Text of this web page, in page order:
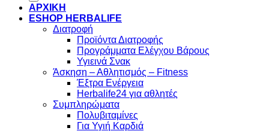
ΑΡΧΙΚΗ
ESHOP HERBALIFE
Διατροφή
Προϊόντα Διατροφής
Προγράμματα Ελέγχου Βάρους
Υγιεινά Σνακ
Άσκηση – Αθλητισμός – Fitness
Έξτρα Ενέργεια
Herbalife24 για αθλητές
Συμπληρώματα
Πολυβιταμίνες
Για Υγιή Καρδιά